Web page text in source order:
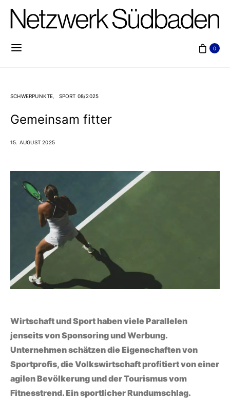
0
SCHWERPUNKTE SPORT 08/2025
Gemeinsam fitter
15. AUGUST 2025
Wirtschaft und Sport haben viele Parallelen
jenseits von Sponsoring und Werbung.
Unternehmen schätzen die Eigenschaften von
Sportprofis, die Volkswirtschaft profitiert von einer
agilen Bevölkerung und der Tourismus vom
Fitnesstrend. Ein sportlicher Rundumschlag.